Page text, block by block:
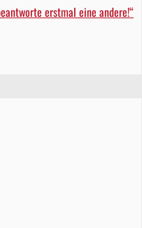
erstmal eine andere!“